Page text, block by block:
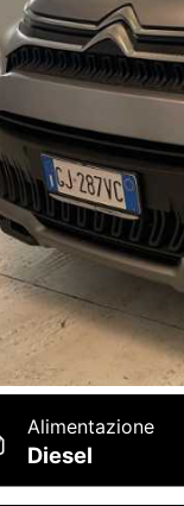
Alimentazione
Diesel